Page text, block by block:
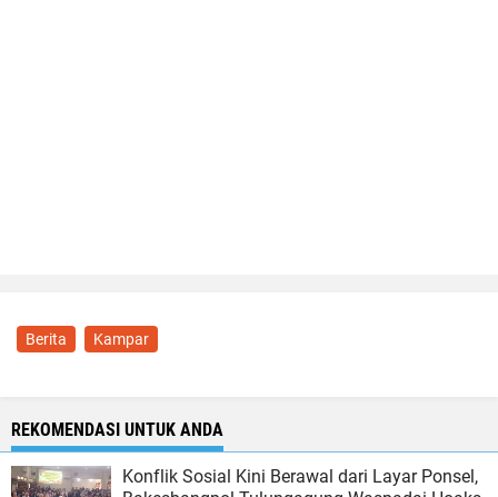
Berita Kampar
REKOMENDASI UNTUK ANDA
Konflik Sosial Kini Berawal dari Layar Ponsel,